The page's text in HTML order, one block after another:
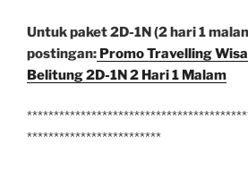
Untuk paket 2D-1N (2 hari 1
postingan: Promo Travelling
Belitung 2D-1N 2 Hari 1 Malam
*************************